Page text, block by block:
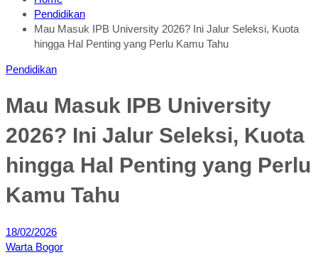
Pendidikan
Mau Masuk IPB University 2026? Ini Jalur Seleksi, Kuota
hingga Hal Penting yang Perlu Kamu Tahu
Pendidikan
Mau Masuk IPB University
2026? Ini Jalur Seleksi, Kuota
hingga Hal Penting yang Perlu
Kamu Tahu
18/02/2026
Warta Bogor